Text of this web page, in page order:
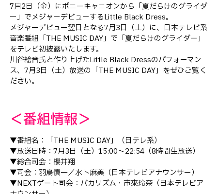
7月2日（金）にポニーキャニオンから「夏だらけのグライダ
ー」でメジャーデビューするLittle Black Dress。
メジャーデビュー翌日となる7月3日（土）に、日本テレビ系
音楽番組「THE MUSIC DAY」で「夏だらけのグライダー」
をテレビ初披露いたします。
川谷絵音氏と作り上げたLittle Black Dressのパフォーマン
ス、7月3日（土）放送の「THE MUSIC DAY」をぜひご覧く
ださい。
＜番組情報＞
▼番組名：「THE MUSIC DAY」（日テレ系）
▼放送日時：7月3日（土）15:00〜22:54（8時間生放送）
▼総合司会：櫻井翔
▼司会：羽鳥慎一／水卜麻美（日本テレビアナウンサー）
▼NEXTゲート司会：バカリズム・市來玲奈（日本テレビア